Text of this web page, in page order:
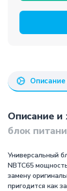
Описание
Описание и
блок
Универсальный
NBTC65
замену
пригодится как